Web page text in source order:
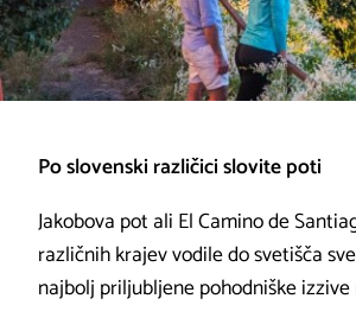
Po slovenski različici slovite poti
Jakobova pot ali El Camino de
različnih krajev vodile do svetišča
najbolj priljubljene pohodniške izzive